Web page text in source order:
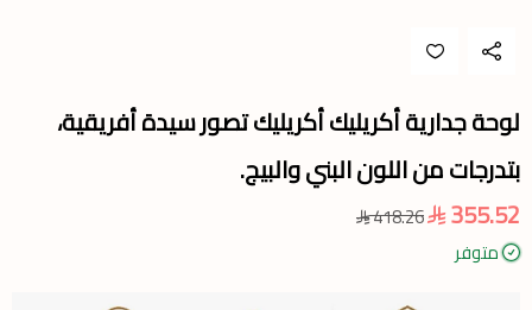
لوحة جدارية أكريليك أكريليك تصور سيدة أفريقية،
بتدرجات من اللون البني والبيج.
355.52
418.26
متوفر